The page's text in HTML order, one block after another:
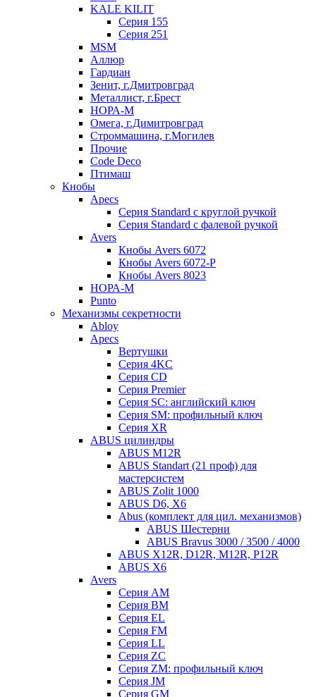
KALE KILIT
Серия 155
Серия 251
MSM
Аллюр
Гардиан
Зенит, г.Дмитровград
Металлист, г.Брест
НОРА-М
Омега, г.Димитровград
Строммашина, г.Могилев
Прочие
Code Deco
Птимаш
Кнобы
Apecs
Серия Standard с круглой ручкой
Серия Standard с фалевой ручкой
Avers
Кнобы Avers 6072
Кнобы Avers 6072-P
Кнобы Avers 8023
НОРА-М
Punto
Механизмы секретности
Abloy
Apecs
Вертушки
Серия 4KC
Серия CD
Серия Premier
Серия SC: английский ключ
Серия SM: профильный ключ
Серия XR
ABUS цилиндры
ABUS M12R
ABUS Standart (21 проф) для
мастерсистем
ABUS Zolit 1000
ABUS D6, X6
Abus (комплект для цил. механизмов)
ABUS Шестерни
ABUS Bravus 3000 / 3500 / 4000
ABUS X12R, D12R, M12R, P12R
ABUS X6
Avers
Серия AM
Серия BM
Серия EL
Серия FM
Серия LL
Серия ZC
Серия ZM: профильный ключ
Серия JM
Серия GM